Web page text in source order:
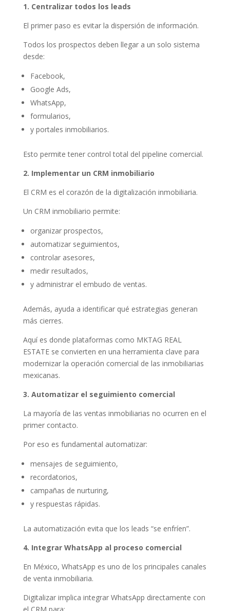
1. Centralizar todos los leads
El primer paso es evitar la dispersión de información.
Todos los prospectos deben llegar a un solo sistema
desde:
Facebook,
Google Ads,
WhatsApp,
formularios,
y portales inmobiliarios.
Esto permite tener control total del pipeline comercial.
2. Implementar un CRM inmobiliario
El CRM es el corazón de la digitalización inmobiliaria.
Un CRM inmobiliario permite:
organizar prospectos,
automatizar seguimientos,
controlar asesores,
medir resultados,
y administrar el embudo de ventas.
Además, ayuda a identificar qué estrategias generan
más cierres.
Aquí es donde plataformas como MKTAG REAL
ESTATE se convierten en una herramienta clave para
modernizar la operación comercial de las inmobiliarias
mexicanas.
3. Automatizar el seguimiento comercial
La mayoría de las ventas inmobiliarias no ocurren en el
primer contacto.
Por eso es fundamental automatizar:
mensajes de seguimiento,
recordatorios,
campañas de nurturing,
y respuestas rápidas.
La automatización evita que los leads “se enfríen”.
4. Integrar WhatsApp al proceso comercial
En México, WhatsApp es uno de los principales canales
de venta inmobiliaria.
Digitalizar implica integrar WhatsApp directamente con